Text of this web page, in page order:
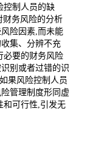
控制人员的缺
财务风险的分析
险因素,而未能
集、分辨不充
必要的财务风险
别或者过错的识
果风险控制人员
管理制度形同虚
和可行性,引发无